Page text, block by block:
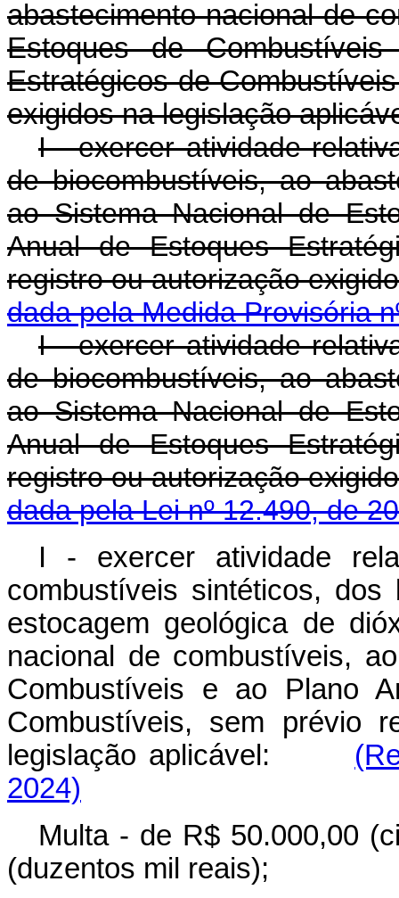
abastecimento nacional de
Estoques de
Estratégicos de
exigidos na legislação
I - exercer atividade
de biocombustíveis, ao
ao Sistema Nacional de
Anual de Estoques
registro ou autorização
dada pela Medida Provisória
I - exercer atividade
de biocombustíveis, ao
ao Sistema Nacional de
Anual de Estoques
registro ou autorização
dada pela Lei nº 12.490, de
I - exercer atividade
combustíveis sintéticos,
estocagem geológica de
nacional de combustíveis,
Combustíveis e ao Plano
Combustíveis, sem prévio
legislação aplicável:
2024)
Multa - de R$ 50.000,00
(duzentos mil reais);